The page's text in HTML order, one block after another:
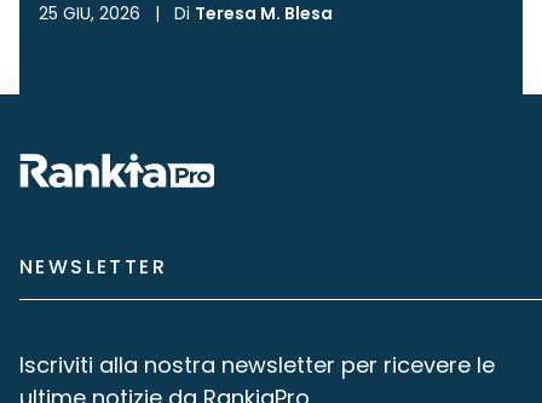
25 GIU, 2026 | Di Teresa M. Blesa
NEWSLETTER
Iscriviti alla nostra newsletter per ricevere le